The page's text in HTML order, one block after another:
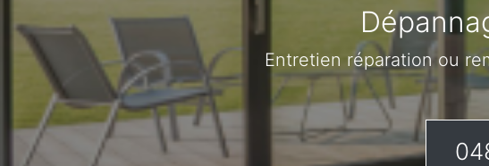
Entretien réparation ou